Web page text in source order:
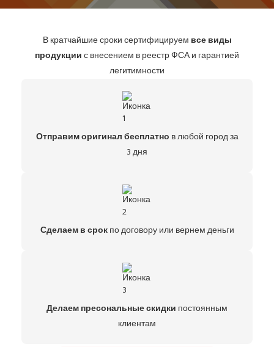
В кратчайшие сроки сертифицируем все виды
продукциис внесением в реестр ФСА и гарантией
легитимности
Отправим оригинал бесплатно в любой город за
3 дня
Сделаем в срокпо договору или вернем деньги
Делаем пресональные скидки постоянным
клиентам